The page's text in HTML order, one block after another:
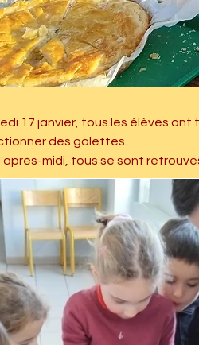
17 janvier, tous les élèves
des galettes.
midi, tous se sont